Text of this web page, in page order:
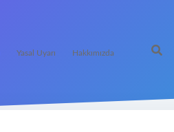
Yasal Uyarı Hakkımızda